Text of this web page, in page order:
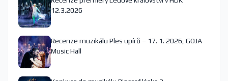
12.3.2026
Recenze muzikálu Ples upírů – 17. 1. 2026, GOJA
Music Hall